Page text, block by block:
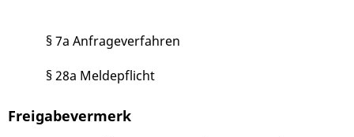
§ 7a Anfrageverfahren
§ 28a Meldepflicht
Freigabevermerk